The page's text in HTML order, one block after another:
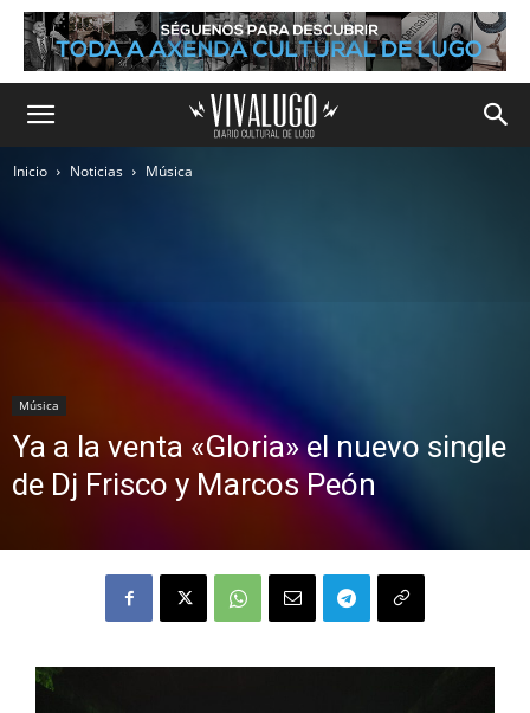
Inicio Noticias Música
Música
Ya a la venta «Gloria» el nuevo single
de Dj Frisco y Marcos Peón